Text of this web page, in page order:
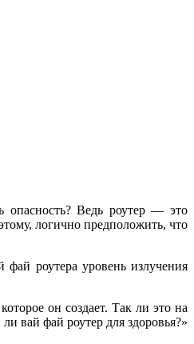
Ведь роутер — это
логично предположить, что
роутера уровень излучения
он создает. Так ли это на
вай фай роутер для здоровья?»